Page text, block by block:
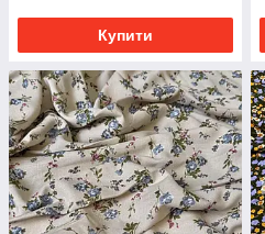
Купити